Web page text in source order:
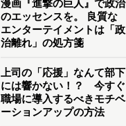
漫画『進撃の巨人』で政治
のエッセンスを。 良質な
エンターテイメントは「政
治離れ」の処方箋
上司の「応援」なんて部下
には響かない！？ 今すぐ
職場に導入するべきモチベ
ーションアップの方法